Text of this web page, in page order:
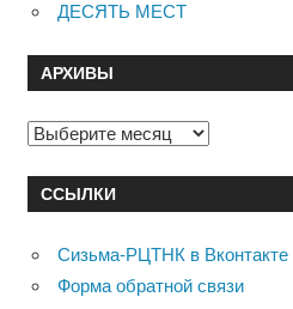
ДЕСЯТЬ МЕСТ
АРХИВЫ
Архивы
ССЫЛКИ
Сизьма-РЦТНК в Вконтакте
Форма обратной связи